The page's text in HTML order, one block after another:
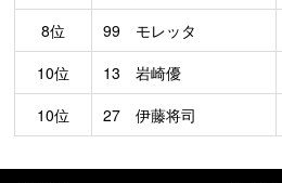
8位
99 モレッタ
10位
13 岩崎優
10位
27 伊藤将司